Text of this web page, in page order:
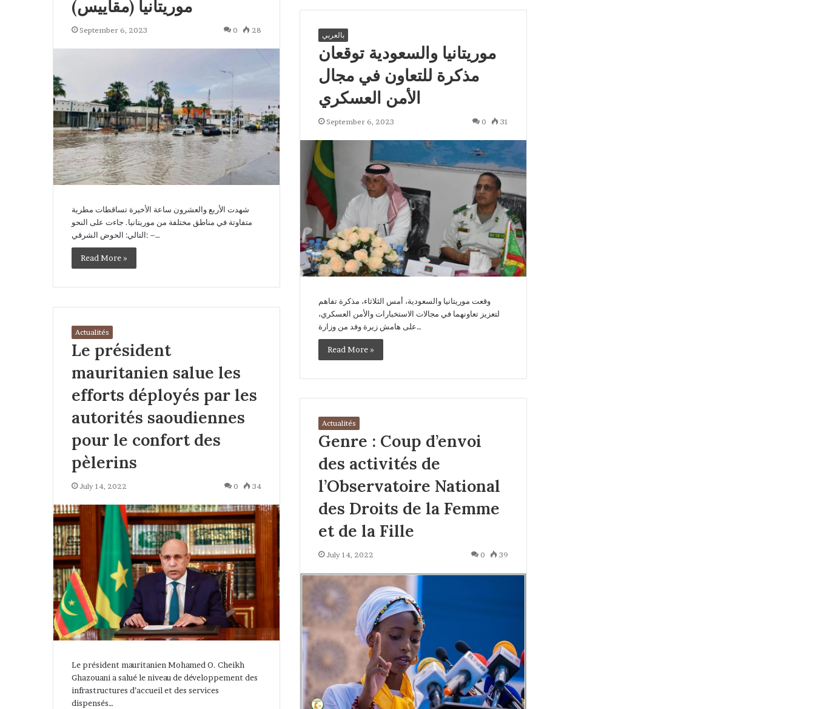
موريتانيا (مقاييس)
September 6, 2023 0 28
شهدت الأربع والعشرون ساعة الأخيرة تساقطات مطرية
متفاوتة في مناطق مختلفة من موريتانيا. جاءت على النحو
التالي: الحوض الشرقي: –…
Read More »
بالعربي
موريتانيا والسعودية توقعان
مذكرة للتعاون في مجال
الأمن العسكري
September 6, 2023 0 31
وقعت موريتانيا والسعودية، أمس الثلاثاء، مذكرة تفاهم
لتعزيز تعاونهما في مجالات الاستخبارات والأمن العسكري،
على هامش زيرة وفد من وزارة…
Read More »
Actualités
Le président
mauritanien salue les
efforts déployés par les
autorités saoudiennes
pour le confort des
pèlerins
July 14, 2022 0 34
Le président mauritanien Mohamed O. Cheikh
Ghazouani a salué le niveau de développement des
infrastructures d’accueil et des services
dispensés…
Actualités
Genre : Coup d’envoi
des activités de
l’Observatoire National
des Droits de la Femme
et de la Fille
July 14, 2022 0 39